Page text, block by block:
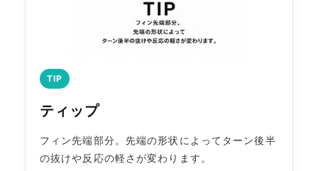
TIP
ティップ
フィン先端部分。先端の形状によってターン後半
の抜けや反応の軽さが変わります。